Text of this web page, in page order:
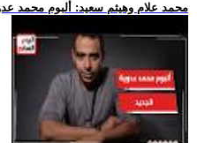
.. محمد علام وهيثم سعيد: ألبوم محمد